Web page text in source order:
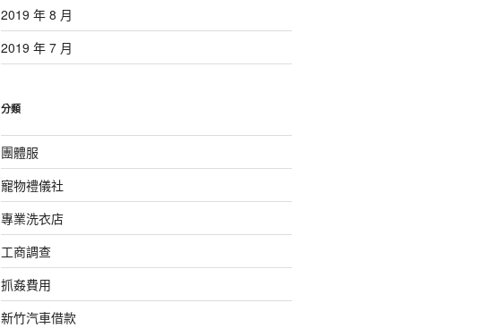
2019 年 8 月
2019 年 7 月
分類
團體服
寵物禮儀社
專業洗衣店
工商調查
抓姦費用
新竹汽車借款